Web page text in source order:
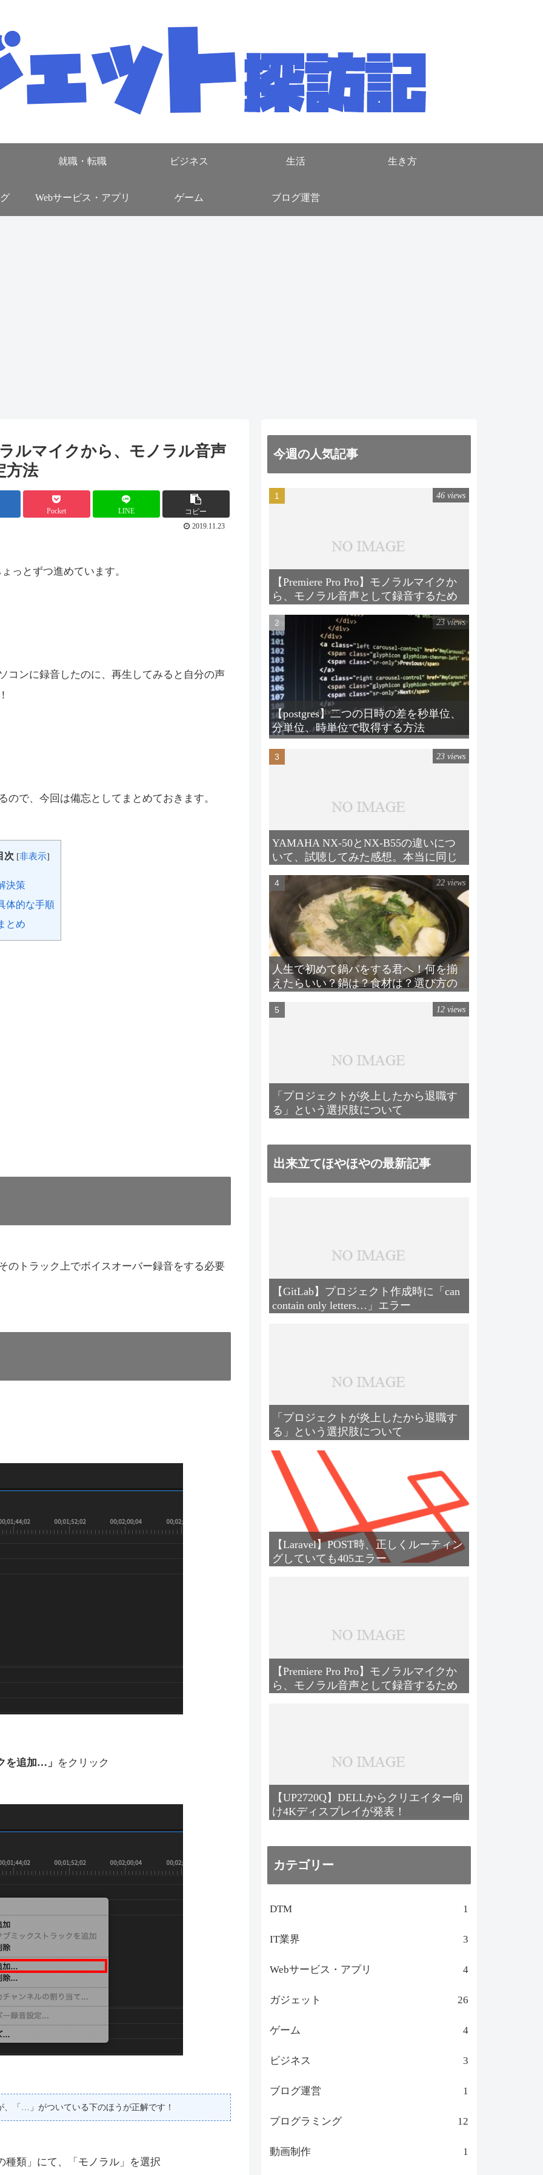
就職・転職 ビジネス 生活 生き方
Webサービス・アプリ ゲーム ブログ運営
ルマイクから、モノラル音声
方法
Pocket LINE
コピー
2019.11.23
っとずつ進めています。
コンに録音したのに、再生してみると自分の声
で、今回は備忘としてまとめておきます。
次 [非表示]
決策
体的な手順
とめ
のトラック上でボイスオーバー録音をする必要
を追加…」 をクリック
、「…」がついている下のほうが正解です！
種類」にて、「モノラル」を選択
今週の人気記事
【Premiere Pro Pro】モノラルマイクか
ら、モノラル音声として録音するため
46 views
【postgres】二つの日時の差を秒単位、
分単位、時単位で取得する方法
23 views
YAMAHA NX-50とNX-B55の違いにつ
いて、試聴してみた感想。本当に同じ
23 views
人生で初めて鍋パをする君へ！何を揃
えたらいい？鍋は？食材は？選び方の
22 views
「プロジェクトが炎上したから退職す
る」という選択肢について
12 views
出来立てほやほやの最新記事
【GitLab】プロジェクト作成時に「can
contain only letters…」エラー
「プロジェクトが炎上したから退職す
る」という選択肢について
【Laravel】POST時、正しくルーティン
グしていても405エラー
【Premiere Pro Pro】モノラルマイクか
ら、モノラル音声として録音するため
【UP2720Q】DELLからクリエイター向
け4Kディスプレイが発表！
カテゴリー
DTM 1
IT業界 3
Webサービス・アプリ 4
ガジェット 26
ゲーム 4
ビジネス 3
ブログ運営 1
プログラミング 12
動画制作 1